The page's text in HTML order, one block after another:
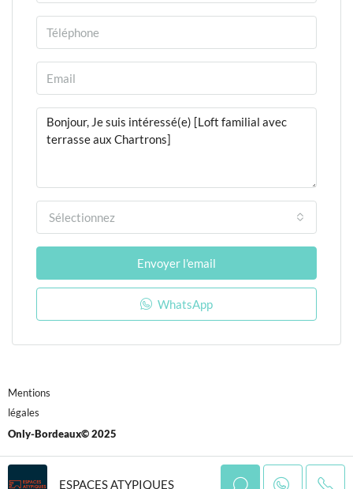
Sélectionnez
Envoyer l'email
WhatsApp
Mentions
légales
Only-Bordeaux© 2025
ESPACES ATYPIQUES